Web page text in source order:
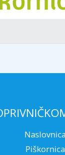
Piškornica